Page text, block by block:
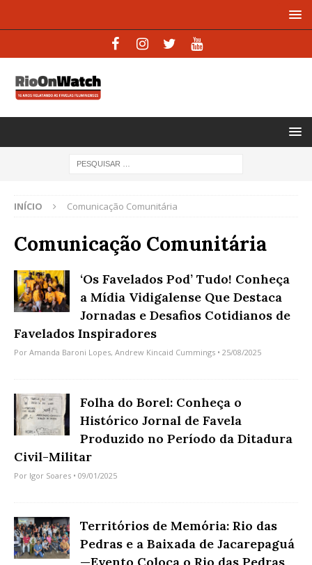
INÍCIO Comunicação Comunitária
Comunicação Comunitária
‘Os Favelados Pod’ Tudo! Conheça
a Mídia Vidigalense Que Destaca
Jornadas e Desafios Cotidianos de
Favelados Inspiradores
Por Amanda Baroni Lopes, Andrew Kincaid Cummings • 25/08/2025
Folha do Borel: Conheça o
Histórico Jornal de Favela
Produzido no Período da Ditadura
Civil-Militar
Por Igor Soares • 09/01/2025
Territórios de Memória: Rio das
Pedras e a Baixada de Jacarepaguá
—Evento Coloca o Rio das Pedras